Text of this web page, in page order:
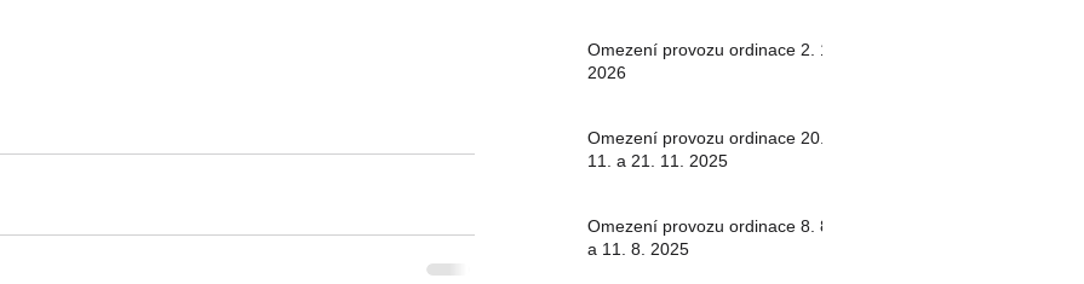
Omezení provozu ordinace 2. 1.
2026
Omezení provozu ordinace 20.
11. a 21. 11. 2025
Omezení provozu ordinace 8. 8.
a 11. 8. 2025